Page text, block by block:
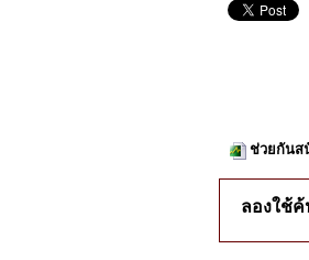
ช่วยกันส
ลองใช้